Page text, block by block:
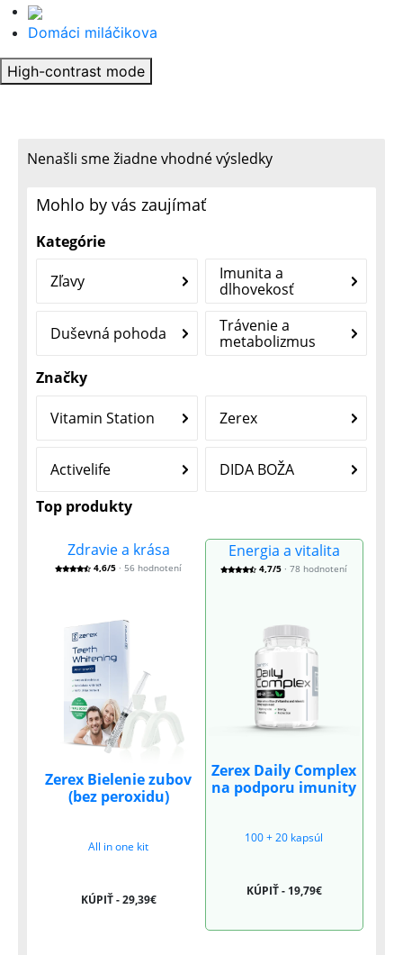
Domáci miláčikova
High-contrast mode
Nenašli sme žiadne vhodné výsledky
Mohlo by vás zaujímať
Kategórie
Zľavy
Imunita a
dlhovekosť
Duševná pohoda
Trávenie a
metabolizmus
Značky
Vitamin Station Zerex
Activelife
DIDA BOŽA
Top produkty
Zdravie a krása
4,6/5 · 56 hodnotení
Zerex Bielenie zubov
(bez peroxidu)
All in one kit
KÚPIŤ - 29,39€
Energia a vitalita
4,7/5 · 78 hodnotení
Zerex Daily Complex
na podporu imunity
100 + 20 kapsúl
KÚPIŤ - 19,79€